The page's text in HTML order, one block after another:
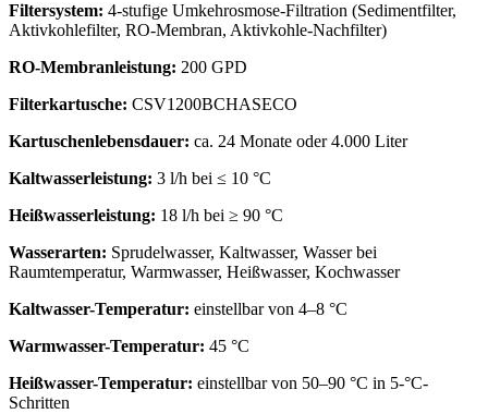
Filtersystem: 4-stufige Umkehrosmose-Filtration (Sedimentfilter,
Aktivkohlefilter, RO-Membran, Aktivkohle-Nachfilter)
RO-Membranleistung: 200 GPD
Filterkartusche: CSV1200BCHASECO
Kartuschenlebensdauer: ca. 24 Monate oder 4.000 Liter
Kaltwasserleistung: 3 l/h bei ≤ 10 °C
Heißwasserleistung: 18 l/h bei ≥ 90 °C
Wasserarten: Sprudelwasser, Kaltwasser, Wasser bei
Raumtemperatur, Warmwasser, Heißwasser, Kochwasser
Kaltwasser-Temperatur: einstellbar von 4–8 °C
Warmwasser-Temperatur: 45 °C
Heißwasser-Temperatur: einstellbar von 50–90 °C in 5-°C-
Schritten